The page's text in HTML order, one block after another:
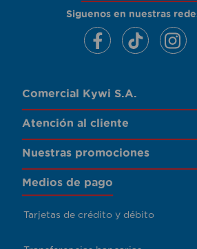
Siguenos en nuestras
Comercial Kywi S.A.
Atención al cliente
Nuestras promociones
Medios de pago
Tarjetas de crédito y débito